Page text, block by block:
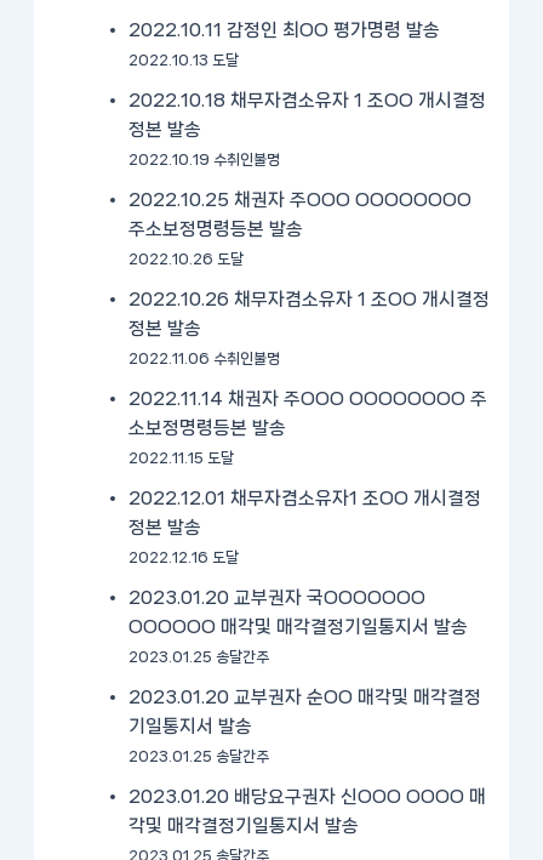
2022.10.11 감정인 최OO 평가명령 발송
2022.10.13 도달
2022.10.18 채무자겸소유자 1 조OO 개시결정
정본 발송
2022.10.19 수취인불명
2022.10.25 채권자 주OOO OOOOOOOO
주소보정명령등본 발송
2022.10.26 도달
2022.10.26 채무자겸소유자 1 조OO 개시결정
정본 발송
2022.11.06 수취인불명
2022.11.14 채권자 주OOO OOOOOOOO 주
소보정명령등본 발송
2022.11.15 도달
2022.12.01 채무자겸소유자1 조OO 개시결정
정본 발송
2022.12.16 도달
2023.01.20 교부권자 국OOOOOOO
OOOOOO 매각및 매각결정기일통지서 발송
2023.01.25 송달간주
2023.01.20 교부권자 순OO 매각및 매각결정
기일통지서 발송
2023.01.25 송달간주
2023.01.20 배당요구권자 신OOO OOOO 매
각및 매각결정기일통지서 발송
2023.01.25 송달간주